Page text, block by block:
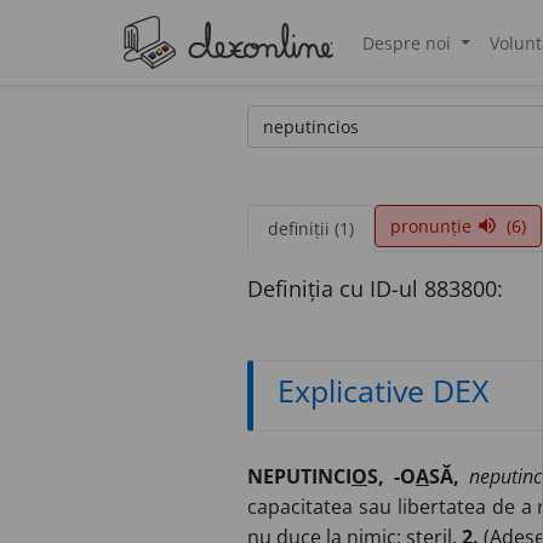
Despre noi
definiții (1) pronunție volume_up (6)
Definiția cu ID-ul 883800:
Explicative DEX
NEPUTINCIOS, -OASĂ,
capacitatea sau libertatea de a
nu duce la nimic; steril. 2.